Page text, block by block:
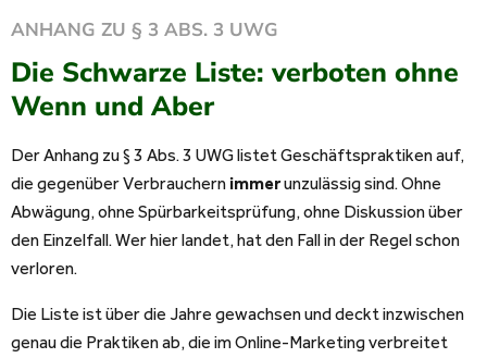
ANHANG ZU § 3 ABS. 3 UWG
Die Schwarze Liste: verboten ohne
Wenn und Aber
Der Anhang zu § 3 Abs. 3 UWG listet Geschäftspraktiken auf,
die gegenüber Verbrauchern immerunzulässig sind. Ohne
Abwägung, ohne Spürbarkeitsprüfung, ohne Diskussion über
den Einzelfall. Wer hier landet, hat den Fall in der Regel schon
verloren.
Die Liste ist über die Jahre gewachsen und deckt inzwischen
genau die Praktiken ab, die im Online-Marketing verbreitet